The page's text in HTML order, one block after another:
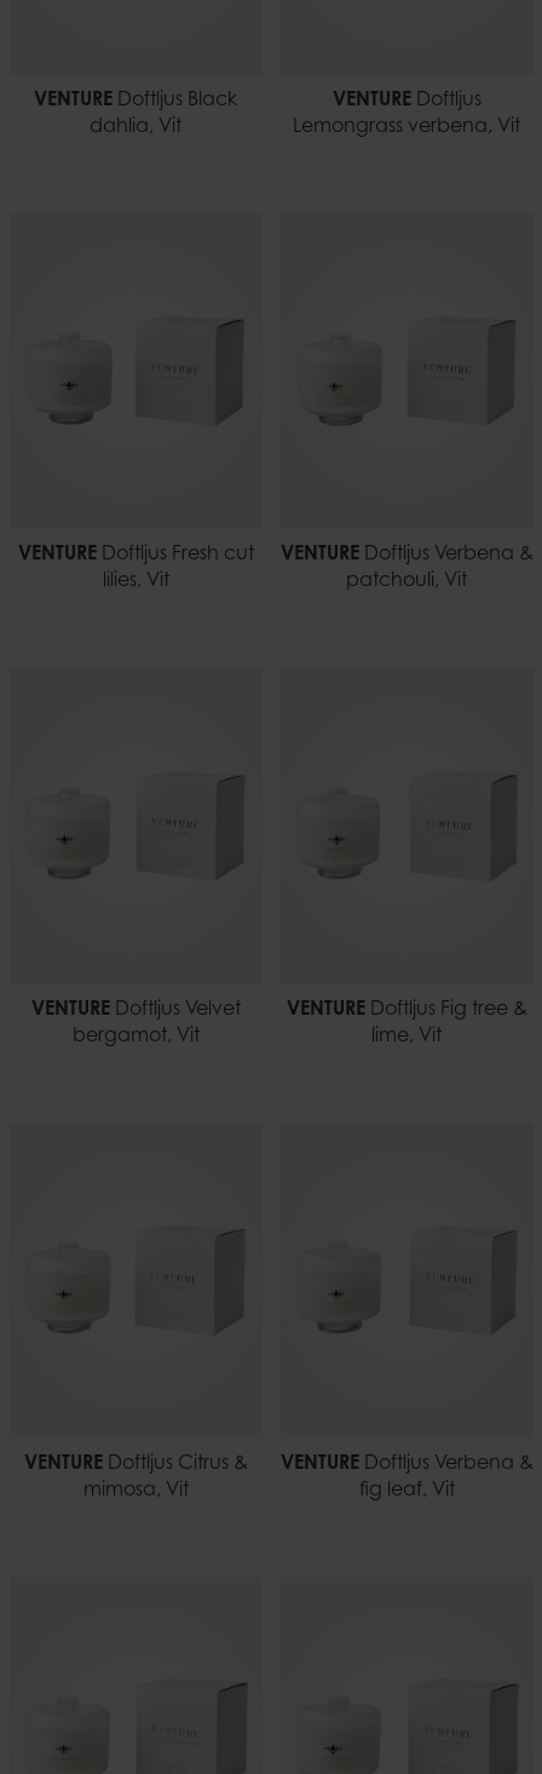
VENTURE Doftljus Black
dahlia, Vit
VENTUREDoftljus
Lemongrass verbena, Vit
VENTUREDoftljus Fresh cut
lilies, Vit
VENTUREDoftljus Verbena &
patchouli, Vit
VENTUREDoftljus Velvet
bergamot, Vit
VENTUREDoftljus Fig tree &
lime, Vit
VENTUREDoftljus Citrus &
mimosa, Vit
VENTUREDoftljus Verbena &
fig leaf, Vit